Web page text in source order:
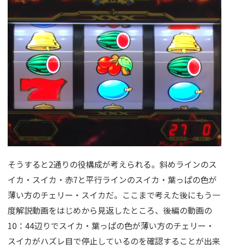
そうすると2通りの役構成が考えられる。斜めラインのス
イカ・スイカ・赤7と平行ラインのスイカ・葉っぱの色が
薄い方のチェリー・スイカだ。ここまで考えた後にもう一
度解説動画をはじめから見返したところ、後編の動画の
10：44辺りでスイカ・葉っぱの色が薄い方のチェリー・
スイカがハズレ目で停止しているのを確認することが出来